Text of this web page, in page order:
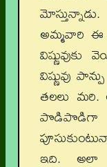
అమ్మవారి ఈ
విష్ణువు
తలలు మరి.
పొడిపొడిగా
ఇది. అలా